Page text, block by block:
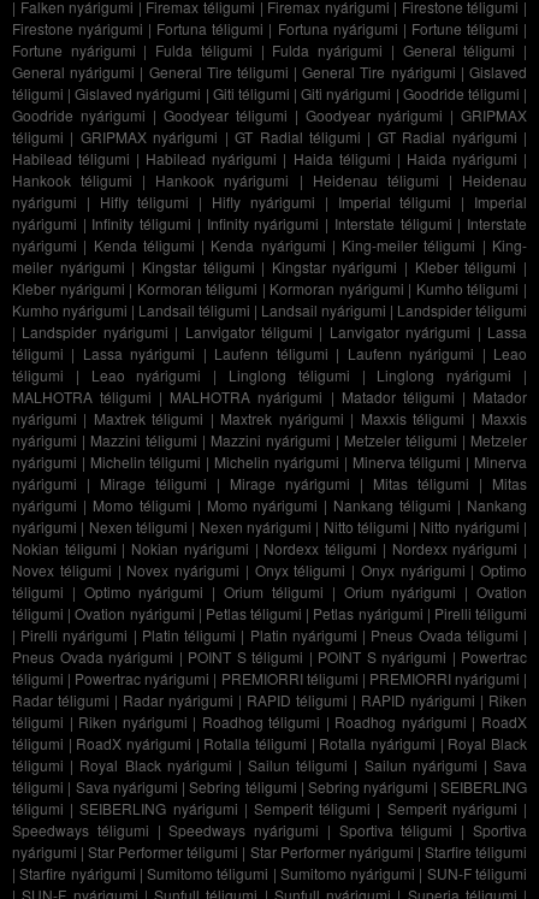
| Falken nyárigumi | Firemax téligumi | Firemax nyárigumi | Firestone téligumi |
Firestone nyárigumi | Fortuna téligumi | Fortuna nyárigumi | Fortune téligumi |
Fortune nyárigumi | Fulda téligumi | Fulda nyárigumi | General téligumi |
General nyárigumi | General Tire téligumi |General Tire nyárigumi |Gislaved
téligumi |Gislaved nyárigumi | Giti téligumi |Giti nyárigumi | Goodride téligumi |
Goodride nyárigumi | Goodyear téligumi | Goodyear nyárigumi | GRIPMAX
téligumi | GRIPMAX nyárigumi |GT Radial téligumi | GT Radial nyárigumi |
Habilead téligumi | Habilead nyárigumi | Haida téligumi | Haida nyárigumi |
Hankook téligumi | Hankook nyárigumi | Heidenau téligumi | Heidenau
nyárigumi | Hifly téligumi | Hifly nyárigumi | Imperial téligumi | Imperial
nyárigumi | Infinity téligumi | Infinity nyárigumi | Interstate téligumi | Interstate
nyárigumi | Kenda téligumi | Kenda nyárigumi | King-meiler téligumi | King-
meiler nyárigumi | Kingstar téligumi | Kingstar nyárigumi | Kleber téligumi |
Kleber nyárigumi | Kormoran téligumi | Kormoran nyárigumi | Kumho téligumi |
Kumho nyárigumi | Landsail téligumi | Landsail nyárigumi | Landspider téligumi
| Landspider nyárigumi | Lanvigator téligumi | Lanvigator nyárigumi | Lassa
téligumi | Lassa nyárigumi | Laufenn téligumi | Laufenn nyárigumi | Leao
téligumi | Leao nyárigumi | Linglong téligumi | Linglong nyárigumi |
MALHOTRA téligumi | MALHOTRA nyárigumi | Matador téligumi | Matador
nyárigumi | Maxtrek téligumi | Maxtrek nyárigumi | Maxxis téligumi | Maxxis
nyárigumi | Mazzini téligumi | Mazzini nyárigumi | Metzeler téligumi | Metzeler
nyárigumi | Michelin téligumi | Michelin nyárigumi | Minerva téligumi | Minerva
nyárigumi | Mirage téligumi | Mirage nyárigumi | Mitas téligumi | Mitas
nyárigumi | Momo téligumi | Momo nyárigumi | Nankang téligumi | Nankang
nyárigumi | Nexen téligumi | Nexen nyárigumi | Nitto téligumi | Nitto nyárigumi |
Nokian téligumi | Nokian nyárigumi | Nordexx téligumi | Nordexx nyárigumi |
Novex téligumi | Novex nyárigumi | Onyx téligumi | Onyx nyárigumi | Optimo
téligumi | Optimo nyárigumi |Orium téligumi | Orium nyárigumi |Ovation
téligumi |Ovation nyárigumi | Petlas téligumi | Petlas nyárigumi | Pirelli téligumi
| Pirelli nyárigumi | Platin téligumi | Platin nyárigumi | Pneus Ovada téligumi |
Pneus Ovada nyárigumi | POINT S téligumi | POINT S nyárigumi | Powertrac
téligumi | Powertrac nyárigumi | PREMIORRI téligumi | PREMIORRI nyárigumi |
Radar téligumi | Radar nyárigumi | RAPID téligumi | RAPID nyárigumi | Riken
téligumi | Riken nyárigumi | Roadhog téligumi | Roadhog nyárigumi | RoadX
téligumi | RoadX nyárigumi | Rotalla téligumi | Rotalla nyárigumi | Royal Black
téligumi | Royal Black nyárigumi |Sailun téligumi | Sailun nyárigumi |Sava
téligumi | Sava nyárigumi |Sebring téligumi |Sebring nyárigumi |SEIBERLING
téligumi |SEIBERLING nyárigumi |Semperit téligumi | Semperit nyárigumi |
Speedways téligumi |Speedways nyárigumi | Sportiva téligumi |Sportiva
nyárigumi |Star Performer téligumi | Star Performer nyárigumi | Starfire téligumi
|Starfire nyárigumi |Sumitomo téligumi | Sumitomo nyárigumi | SUN-F téligumi
|SUN-F nyárigumi | Sunfull téligumi | Sunfull nyárigumi | Superia téligumi |